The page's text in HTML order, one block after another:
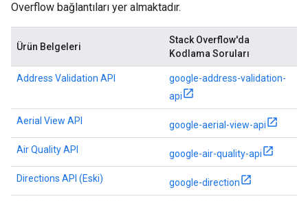
Overflow bağlantıları yer almaktadır.
Ürün Belgeleri
Stack Overflow'da
Kodlama Soruları
Address Validation API
google-address-validation-
api
Aerial View API google-aerial-view-api
Air Quality API google-air-quality-api
Directions API (Eski) google-direction